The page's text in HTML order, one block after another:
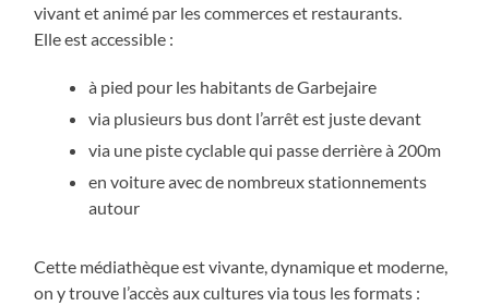
vivant et animé par les commerces et restaurants.
Elle est accessible :
à pied pour les habitants de Garbejaire
via plusieurs bus dont l’arrêt est juste devant
via une piste cyclable qui passe derrière à 200m
en voiture avec de nombreux stationnements
autour
Cette médiathèque est vivante, dynamique et moderne,
on y trouve l’accès aux cultures via tous les formats :